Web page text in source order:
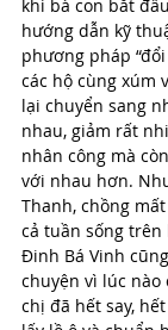
khi bà con bắt
hướng dẫn kỹ
phương pháp
các hộ cùng xúm
lại chuyển sang
nhau, giảm rất
nhân công mà
với nhau hơn.
Thanh, chồng
cả tuần sống
Đinh Bá Vinh
chuyện vì lúc nào
chị đã hết say,